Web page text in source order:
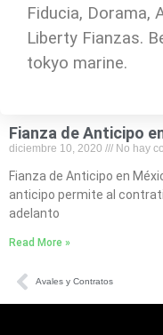
Fiducia, Dorama,
Liberty Fianzas.
tokyo marine.
Fianza de Anticipo
diciembre 10, 2020 No hay
Fianza de Anticipo en
anticipo permite al
adelanto
Read More »
Avales y Contratos